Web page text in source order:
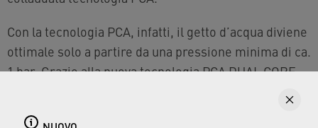
Con la tecnologia PCA, infatti, il getto d’acqua diviene
ottimale solo a partire da una pressione minima di ca.
1 bar. Grazie alla nuova tecnologia PCA DUAL CORE
altamente performante anche con una pressione